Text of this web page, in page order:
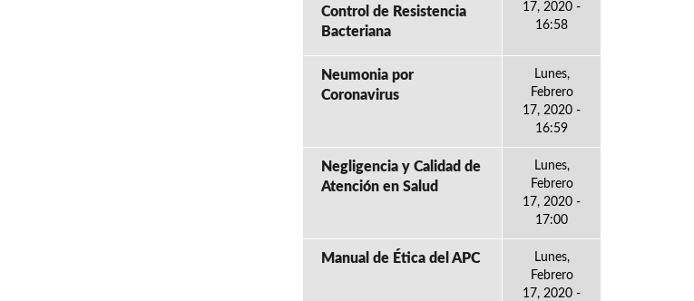
Control de Resistencia
Bacteriana
17, 2020 -
16:58
Neumonia por
Coronavirus
Lunes,
Febrero
17, 2020 -
16:59
Negligencia y Calidad de
Atención en Salud
Lunes,
Febrero
17, 2020 -
17:00
Manual de Ética del APC
Lunes,
Febrero
17, 2020 -